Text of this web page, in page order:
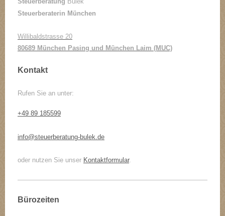
Steuerberaterin München
Willibaldstrasse 20
80689 München Pasing und München Laim (MUC)
Kontakt
Rufen Sie an unter:
+49 89 185599
info@steuerberatung-bulek.de
oder nutzen Sie unser Kontaktformular.
Bürozeiten